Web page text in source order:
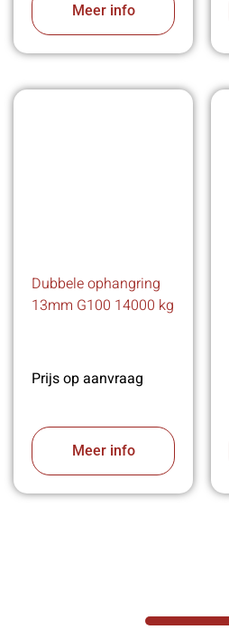
Meer info
Dubbele ophangring
13mm G100 14000 kg
Prijs op aanvraag
Meer info